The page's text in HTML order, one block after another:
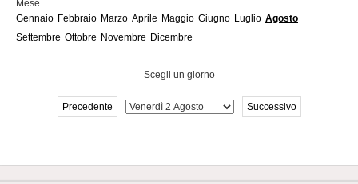
Mese
Gennaio Febbraio Marzo Aprile Maggio Giugno Luglio Agosto
Settembre Ottobre Novembre Dicembre
Scegli un giorno
Precedente Successivo